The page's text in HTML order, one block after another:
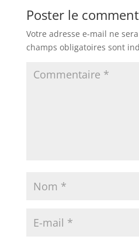
Poster le
Votre adresse e-mail ne
champs obligatoires sont